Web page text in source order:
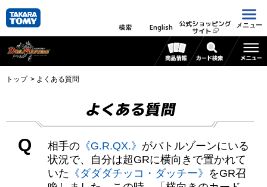
検索 English 公式ショッピング
サイト
メニュー
トップ よくある質問
よくある質問
Q 相手の 《G.R.QX.》 がバトルゾーンにいる
状況で、自分は超GRに横向きで置かれて
いた 《ダダダチッコ・ダッチー》 をGR召